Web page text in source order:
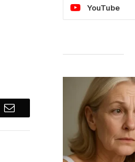
Email
YouTube